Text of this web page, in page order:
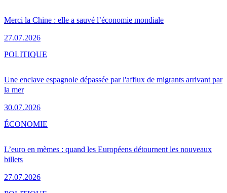
Merci la Chine : elle a sauvé l’économie mondiale
27.07.2026
Une enclave espagnole dépassée par l'afflux de migrants arrivant par
la mer
30.07.2026
POLITIQUE
L’euro en mèmes : quand les Européens détournent les nouveaux
billets
27.07.2026
ÉCONOMIE